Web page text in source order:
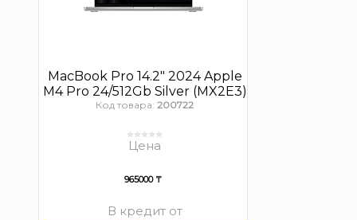
MacBook Pro 14.2″ 2024 Apple
M4 Pro 24/512Gb Silver (MX2E3)
Код товара: 200722
Цена
965000 ₸
В кредит от